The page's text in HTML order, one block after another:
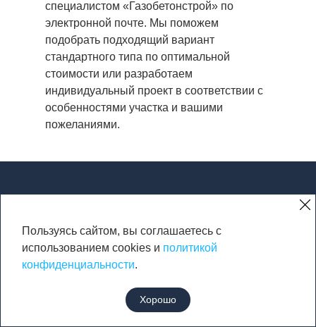
специалистом «Газобетонстрой» по
электронной почте. Мы поможем
подобрать подходящий вариант
стандартного типа по оптимальной
стоимости или разработаем
индивидуальный проект в соответствии с
особенностями участка и вашими
пожеланиями.
Пользуясь сайтом, вы соглашаетесь с
использованием cookies и политикой
конфиденциальности.
Хорошо